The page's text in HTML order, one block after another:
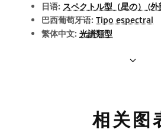
日语: スペクトル型（星の） (外
巴西葡萄牙语: Tipo espectral
繁体中文: 光譜類型
相关图